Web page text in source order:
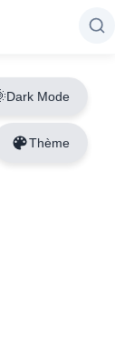
Dark Mode
Thème